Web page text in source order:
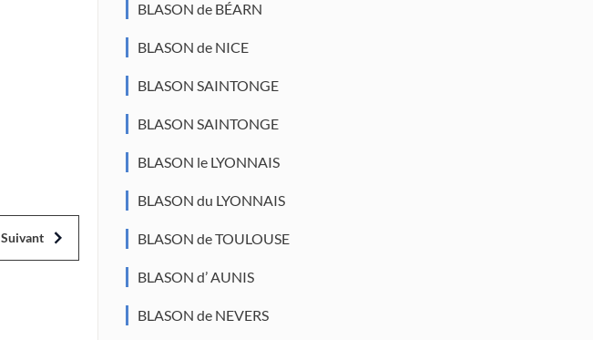
Suivant
BLASON de BÉARN
BLASON de NICE
BLASON SAINTONGE
BLASON SAINTONGE
BLASON le LYONNAIS
BLASON du LYONNAIS
BLASON de TOULOUSE
BLASON d’ AUNIS
BLASON de NEVERS